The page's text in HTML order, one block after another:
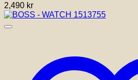
2,490 kr